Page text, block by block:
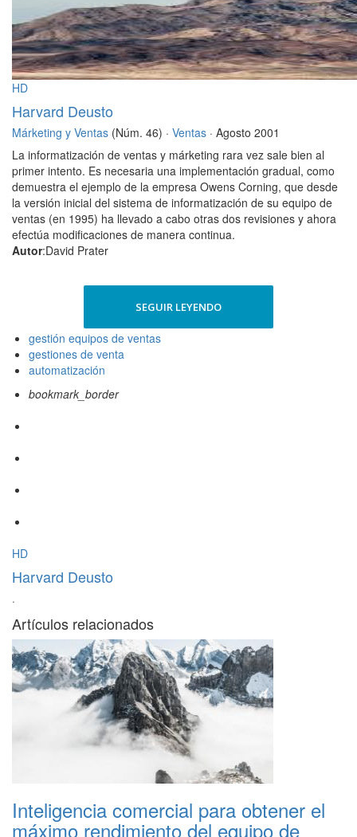
HD
Harvard Deusto
Márketing y Ventas (Núm. 46) · Ventas · Agosto 2001
La informatización de ventas y márketing rara vez sale bien al
primer intento. Es necesaria una implementación gradual, como
demuestra el ejemplo de la empresa Owens Corning, que desde
la versión inicial del sistema de informatización de su equipo de
ventas (en 1995) ha llevado a cabo otras dos revisiones y ahora
efectúa modificaciones de manera continua.
Autor:David Prater
SEGUIR LEYENDO
gestión equipos de ventas
gestiones de venta
automatización
bookmark_border
HD
Harvard Deusto
·
Artículos relacionados
Inteligencia comercial para obtener el
máximo rendimiento del equipo de